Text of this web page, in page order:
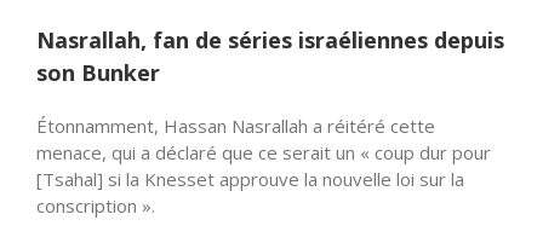
Nasrallah, fan de séries israéliennes depuis
son Bunker
Étonnamment, Hassan Nasrallah a réitéré cette
menace, qui a déclaré que ce serait un « coup dur pour
[Tsahal] si la Knesset approuve la nouvelle loi sur la
conscription ».